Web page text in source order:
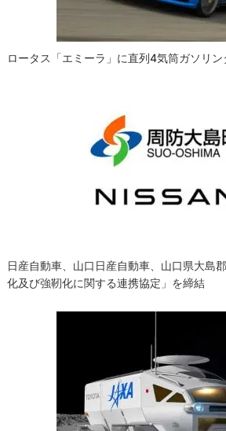
ロータス「エミーラ」に直列4気筒ガソリ
日産自動車、山口日産自動車、山口県大島
化及び強靭化に関する連携協定」を締結